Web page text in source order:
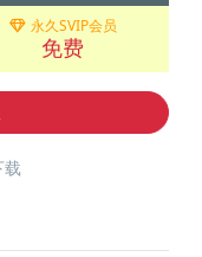
永久SVIP会员
免费
载